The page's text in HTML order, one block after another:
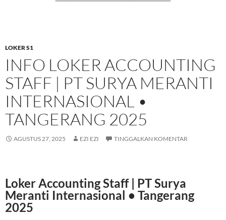
LOKER S1
INFO LOKER ACCOUNTING
STAFF | PT SURYA MERANTI
INTERNASIONAL •
TANGERANG 2025
AGUSTUS 27, 2025 EZI EZI TINGGALKAN KOMENTAR
Loker Accounting Staff | PT Surya
Meranti Internasional • Tangerang
2025